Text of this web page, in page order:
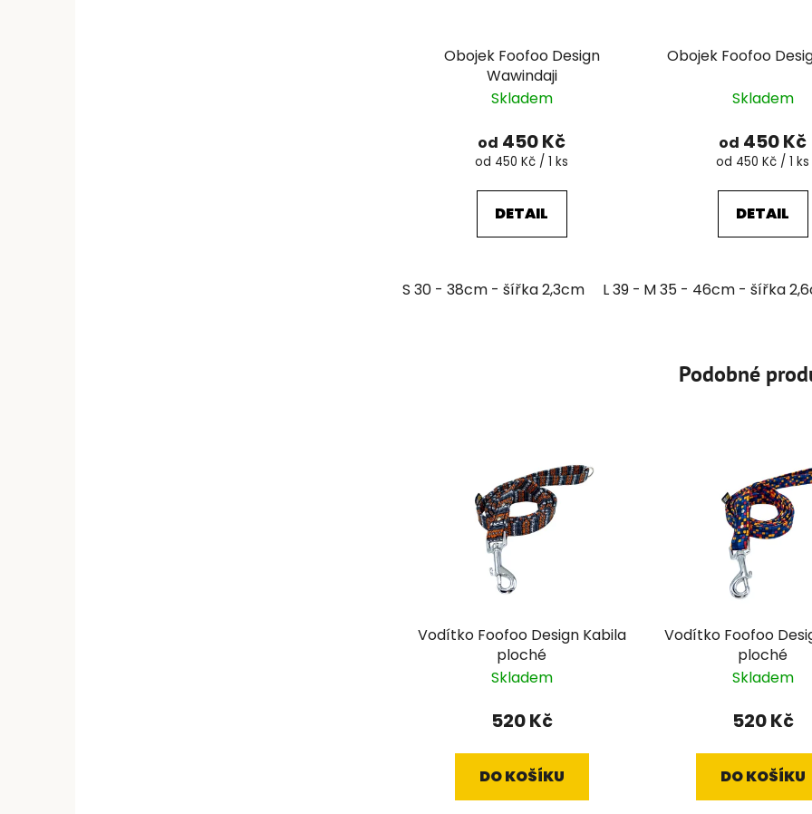
Obojek Foofoo Design
Wawindaji
Skladem
od 450 Kč
Měrná
od 450 Kč / 1 ks
DETAIL
S 30 - 38cm - šířka 2,3cm L 39 - 51cm - šířka 3,2cm
Obojek Foofoo
Skladem
od 450 Kč
Měrná
od 450 Kč / 1 ks
DETAIL
M 35 - 46cm - šířka
Podobné
Vodítko Foofoo Design Kabila
ploché
Skladem
520 Kč
DO KOŠÍKU
Vodítko Foofoo
ploché
Skladem
520 Kč
DO KOŠÍKU